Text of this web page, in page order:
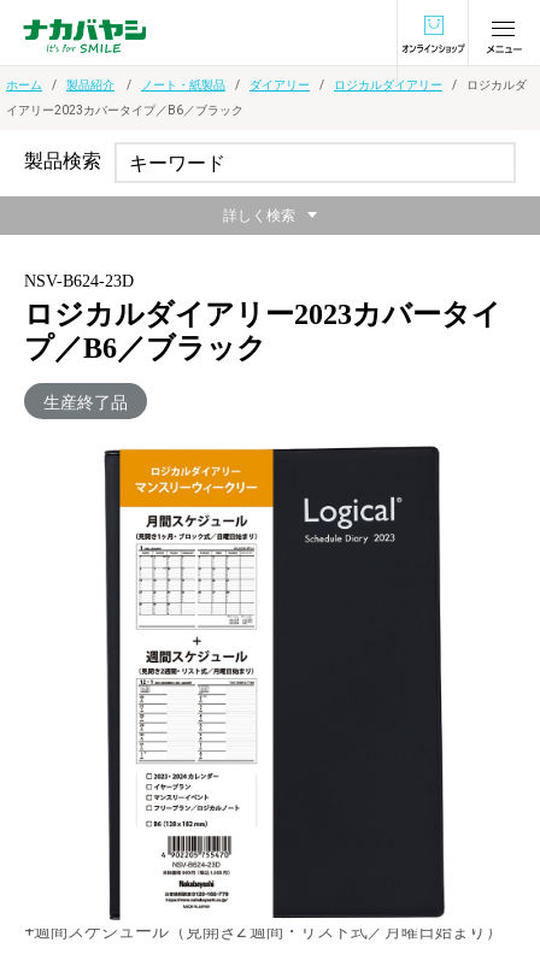
オンラインショ
ホーム 製品紹介 ノート・紙製品 ダイアリー ロジカルダイアリー
ロジカルダ
イアリー2023カバータイプ／B6／ブラック
NSV-B624-23D
ロジカルダイアリー2023カバータイ
プ／B6／ブラック
生産終了品
カラーPVCカバー付きB6サイズのロジカルダイア
リー。月間ブロックと見開き2週間を1冊にまとめ
メーカー希望小売価格：
生産終了品
月間スケジュール（見開き1 ヶ月・ブロック式／日曜日始まり）
+週間スケジュール（見開き2 週間・リスト式／月曜日始まり）
製品検索
詳しく検索